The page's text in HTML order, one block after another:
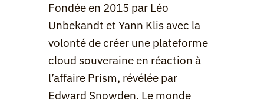
Fondée en 2015 par Léo
Unbekandt et Yann Klis avec la
volonté de créer une plateforme
cloud souveraine en réaction à
l’affaire Prism, révélée par
Edward Snowden. Le monde